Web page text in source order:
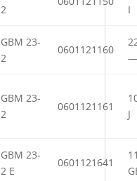
2
I
GBM 23-
2
0601121160
—
GBM 23-
2
0601121161
J
GBM 23-
2 E
0601121641